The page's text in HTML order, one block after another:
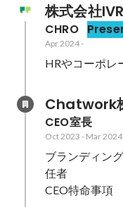
株式会社
CHRO
Apr 2024-
HRやコーポレ
Chatwork
CEO室長
Oct 2023 - Mar 2024
ブランディン
任者
CEO特命事項